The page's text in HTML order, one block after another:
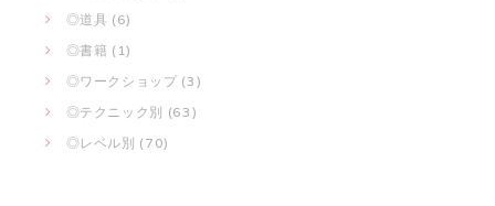
◎道具 (6)
◎書籍 (1)
◎ワークショップ (3)
◎テクニック別 (63)
◎レベル別 (70)